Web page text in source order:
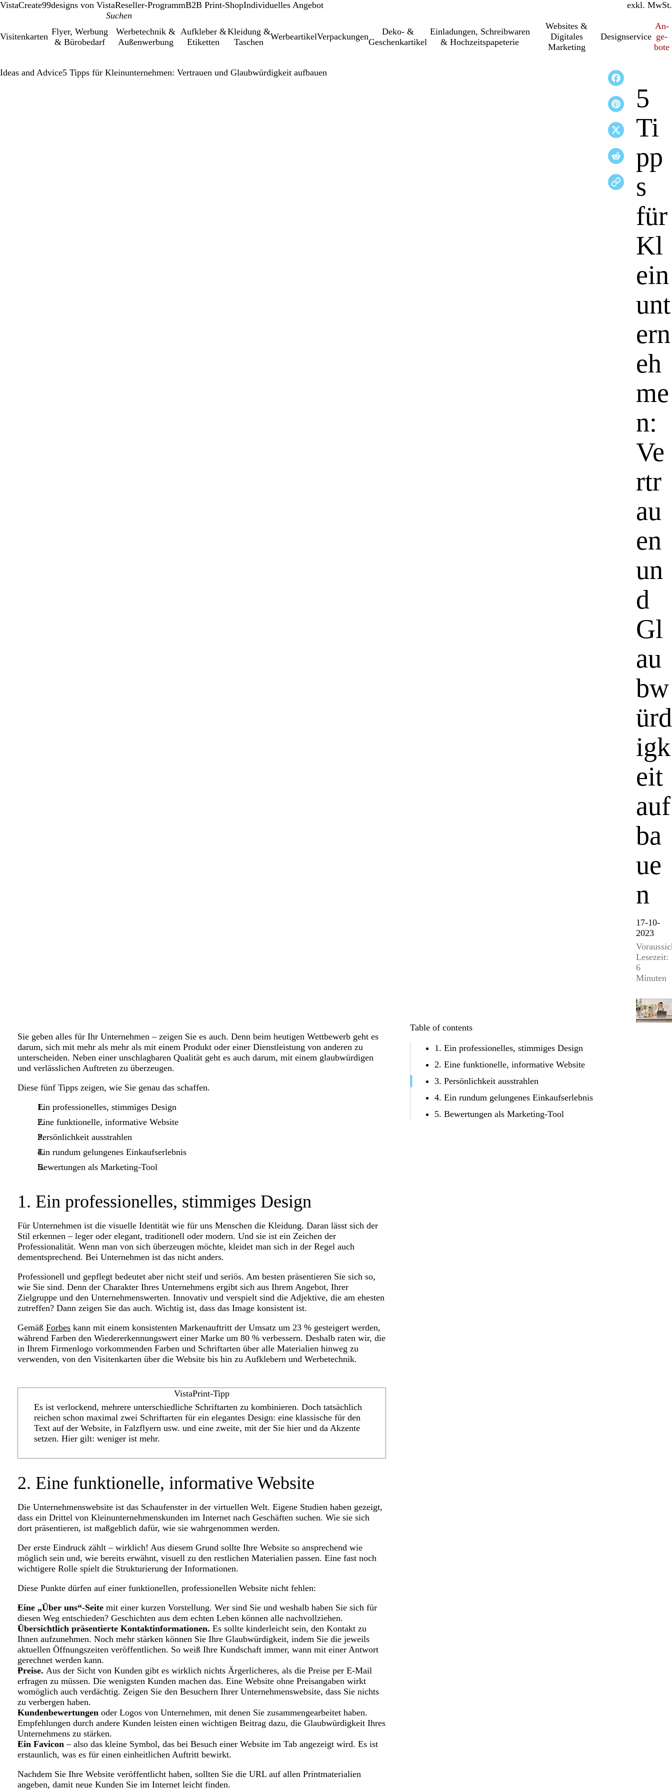
VistaCreate99designs von VistaReseller-ProgrammB2B Print-ShopIndividuelles Angebot inkl. MwSt.
exkl. MwSt.
Visitenkarten
Flyer, Werbung
& Bürobedarf
Werbetechnik &
Außenwerbung
Aufkleber &
Etiketten
Kleidung &
Taschen
WerbeartikelVerpackungen
Deko- &
Geschenkartikel
Einl­a­dung­en, Schreib­wa­ren
& Hochzeitspapeterie
Websites &
Digitales
Marketing
Designservice
An­­
ge­­
bo­­te
Ideas and Advice5 Tipps für Kleinunternehmen: Vertrauen und Glaubwürdigkeit aufbauen
5
Ti
pp
s
für
Kl
ein
unt
ern
eh
me
n:
Ve
rtr
au
en
un
d
Gl
au
bw
ürd
igk
eit
auf
ba
ue
n
17-10-
2023
Lesezeit:
6
Minuten
Sie geben alles für Ihr Unternehmen – zeigen Sie es auch. Denn beim heutigen Wettbewerb geht es
darum, sich mit mehr als mehr als mit einem Produkt oder einer Dienstleistung von anderen zu
unterscheiden. Neben einer unschlagbaren Qualität geht es auch darum, mit einem glaubwürdigen
und verlässlichen Auftreten zu überzeugen.
Diese fünf Tipps zeigen, wie Sie genau das schaffen.
Ein professionelles, stimmiges Design
Eine funktionelle, informative Website
Persönlichkeit ausstrahlen
Ein rundum gelungenes Einkaufserlebnis
Bewertungen als Marketing-Tool
1. Ein professionelles, stimmiges Design
Für Unternehmen ist die visuelle Identität wie für uns Menschen die Kleidung. Daran lässt sich der
Stil erkennen – leger oder elegant, traditionell oder modern. Und sie ist ein Zeichen der
Professionalität. Wenn man von sich überzeugen möchte, kleidet man sich in der Regel auch
dementsprechend. Bei Unternehmen ist das nicht anders.
Professionell und gepflegt bedeutet aber nicht steif und seriös. Am besten präsentieren Sie sich so,
wie Sie sind. Denn der Charakter Ihres Unternehmens ergibt sich aus Ihrem Angebot, Ihrer
Zielgruppe und den Unternehmenswerten. Innovativ und verspielt sind die Adjektive, die am ehesten
zutreffen? Dann zeigen Sie das auch. Wichtig ist, dass das Image konsistent ist.
Gemäß Forbes kann mit einem konsistenten Markenauftritt der Umsatz um 23 % gesteigert werden,
während Farben den Wiedererkennungswert einer Marke um 80 % verbessern. Deshalb raten wir, die
in Ihrem Firmenlogo vorkommenden Farben und Schriftarten über alle Materialien hinweg zu
verwenden, von den Visitenkarten über die Website bis hin zu Aufklebern und Werbetechnik.
VistaPrint-Tipp
Es ist verlockend, mehrere unterschiedliche Schriftarten zu kombinieren. Doch tatsächlich
reichen schon maximal zwei Schriftarten für ein elegantes Design: eine klassische für den
Text auf der Website, in Falzflyern usw. und eine zweite, mit der Sie hier und da Akzente
setzen. Hier gilt: weniger ist mehr.
2. Eine funktionelle, informative Website
Die Unternehmenswebsite ist das Schaufenster in der virtuellen Welt. Eigene Studien haben gezeigt,
dass ein Drittel von Kleinunternehmenskunden im Internet nach Geschäften suchen. Wie sie sich
dort präsentieren, ist maßgeblich dafür, wie sie wahrgenommen werden.
Der erste Eindruck zählt – wirklich! Aus diesem Grund sollte Ihre Website so ansprechend wie
möglich sein und, wie bereits erwähnt, visuell zu den restlichen Materialien passen. Eine fast noch
wichtigere Rolle spielt die Strukturierung der Informationen.
Diese Punkte dürfen auf einer funktionellen, professionellen Website nicht fehlen:
Eine „Über uns“-Seite mit einer kurzen Vorstellung. Wer sind Sie und weshalb haben Sie sich für
diesen Weg entschieden? Geschichten aus dem echten Leben können alle nachvollziehen.
Übersichtlich präsentierte Kontaktinformationen. Es sollte kinderleicht sein, den Kontakt zu
Ihnen aufzunehmen. Noch mehr stärken können Sie Ihre Glaubwürdigkeit, indem Sie die jeweils
aktuellen Öffnungszeiten veröffentlichen. So weiß Ihre Kundschaft immer, wann mit einer Antwort
gerechnet werden kann.
Preise. Aus der Sicht von Kunden gibt es wirklich nichts Ärgerlicheres, als die Preise per E-Mail
erfragen zu müssen. Die wenigsten Kunden machen das. Eine Website ohne Preisangaben wirkt
womöglich auch verdächtig. Zeigen Sie den Besuchern Ihrer Unternehmenswebsite, dass Sie nichts
zu verbergen haben.
Kundenbewertungen oder Logos von Unternehmen, mit denen Sie zusammengearbeitet haben.
Empfehlungen durch andere Kunden leisten einen wichtigen Beitrag dazu, die Glaubwürdigkeit Ihres
Unternehmens zu stärken.
Ein Favicon – also das kleine Symbol, das bei Besuch einer Website im Tab angezeigt wird. Es ist
erstaunlich, was es für einen einheitlichen Auftritt bewirkt.
Nachdem Sie Ihre Website veröffentlicht haben, sollten Sie die URL auf allen Printmaterialien
angeben, damit neue Kunden Sie im Internet leicht finden.
Table of contents
1. Ein professionelles, stimmiges Design
2. Eine funktionelle, informative Website
3. Persönlichkeit ausstrahlen
4. Ein rundum gelungenes Einkaufserlebnis
5. Bewertungen als Marketing-Tool